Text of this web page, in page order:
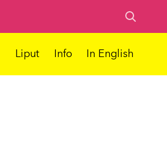
Liput Info In English